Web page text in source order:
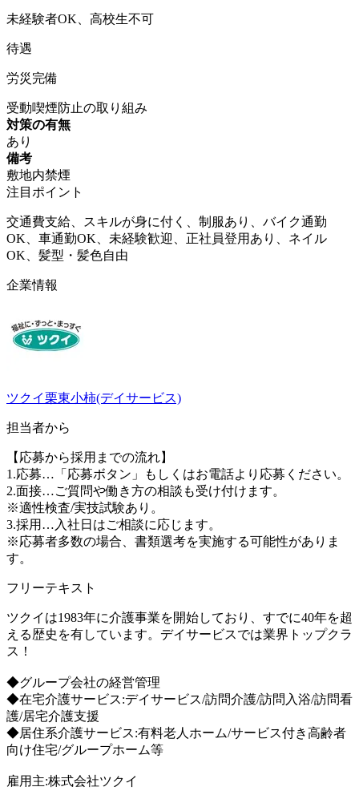
未経験者OK、高校生不可
待遇
労災完備
受動喫煙防止の取り組み
対策の有無
あり
備考
敷地内禁煙
注目ポイント
交通費支給、スキルが身に付く、制服あり、バイク通勤
OK、車通勤OK、未経験歓迎、正社員登用あり、ネイル
OK、髪型・髪色自由
企業情報
ツクイ栗東小柿(デイサービス)
担当者から
【応募から採用までの流れ】
1.応募…「応募ボタン」もしくはお電話より応募ください。
2.面接…ご質問や働き方の相談も受け付けます。
※適性検査/実技試験あり。
3.採用…入社日はご相談に応じます。
※応募者多数の場合、書類選考を実施する可能性がありま
す。
フリーテキスト
ツクイは1983年に介護事業を開始しており、すでに40年を超
える歴史を有しています。デイサービスでは業界トップクラ
ス！
◆グループ会社の経営管理
◆在宅介護サービス:デイサービス/訪問介護/訪問入浴/訪問看
護/居宅介護支援
◆居住系介護サービス:有料老人ホーム/サービス付き高齢者
向け住宅/グループホーム等
雇用主:株式会社ツクイ